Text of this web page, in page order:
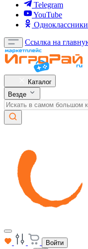
Telegram
YouTube
Одноклассники
Ссылка на
Каталог
Везде
Войти